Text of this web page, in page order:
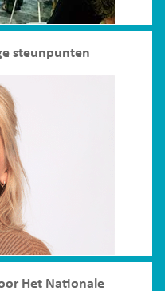
steunpunten
Het Nationale